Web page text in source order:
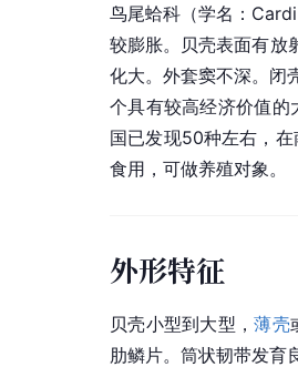
鸟尾蛤科 （学名：
较膨胀。贝壳表面有放
化大。外套窦不深。闭
个具有较高经济价值
国已发现50种左右，
食用，可做养殖对象。
外形特征
贝壳小型到大型，薄壳
肋鳞片。筒状韧带发育